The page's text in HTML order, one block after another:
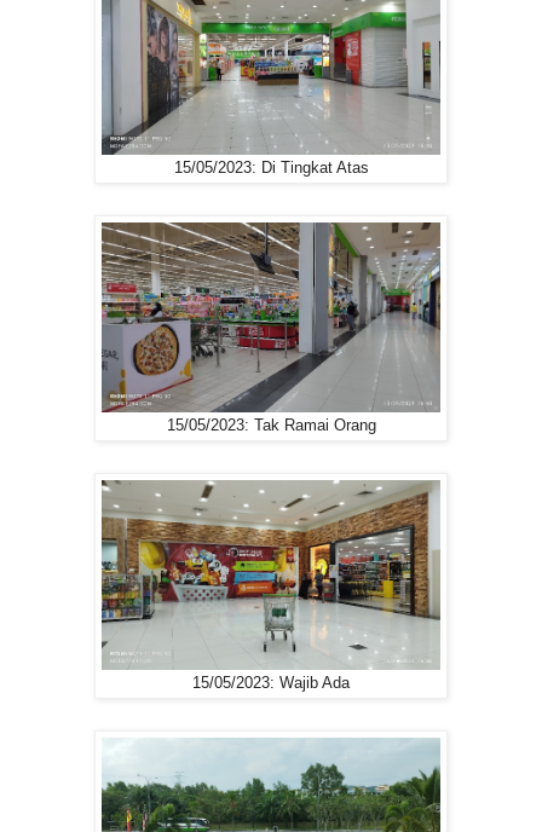
15/05/2023: Di Tingkat Atas
15/05/2023: Tak Ramai Orang
15/05/2023: Wajib Ada